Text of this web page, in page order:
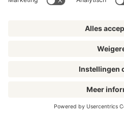
KlachtenregelingDisclaimer